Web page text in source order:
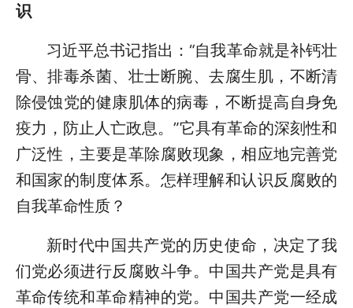
识
习近平总书记指出：“自我革命就是补钙壮
骨、排毒杀菌、壮士断腕、去腐生肌，不断清
除侵蚀党的健康肌体的病毒，不断提高自身免
疫力，防止人亡政息。”它具有革命的深刻性和
广泛性，主要是革除腐败现象，相应地完善党
和国家的制度体系。怎样理解和认识反腐败的
自我革命性质？
新时代中国共产党的历史使命，决定了我
们党必须进行反腐败斗争。中国共产党是具有
革命传统和革命精神的党。中国共产党一经成